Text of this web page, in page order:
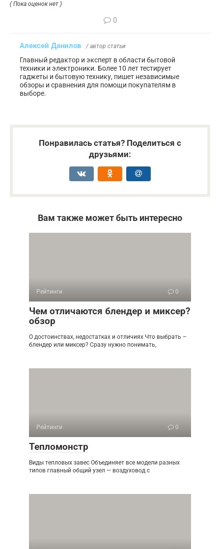
( Пока оценок нет )
0
Алексей Данилов / автор статьи
Главный редактор и эксперт в области бытовой
техники и электроники. Более 10 лет тестирует
гаджеты и бытовую технику, пишет независимые
обзоры и сравнения для помощи покупателям в
выборе.
Понравилась статья? Поделиться с
друзьями:
Вам также может быть интересно
Рейтинги 0
Чем отличаются блендер и миксер?
обзор
О достоинствах, недостатках и отличиях Что выбрать –
блендер или миксер? Сразу нужно понимать,
Рейтинги 0
Тепломонстр
Виды тепловых завес Объединяет все модели разных
типов главный общий узел — воздуховод с